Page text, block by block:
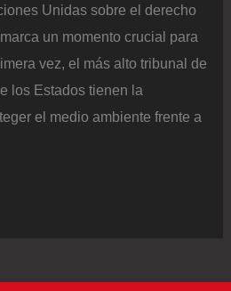
Unidas sobre el derecho
un momento crucial para
vez, el más alto tribunal de
los Estados tienen la
el medio ambiente frente a